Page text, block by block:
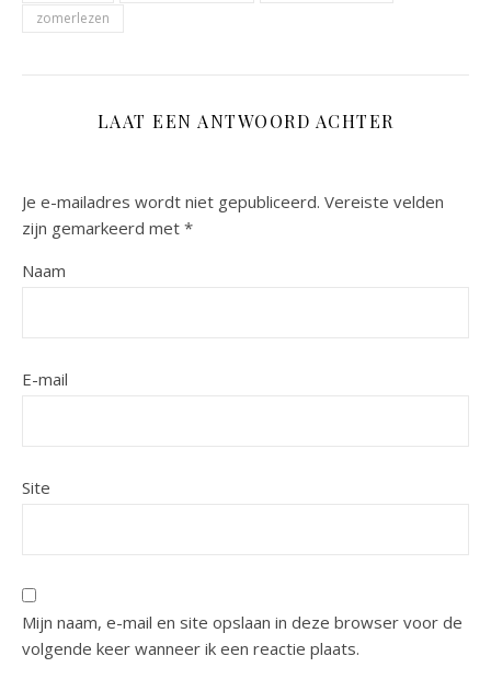
zomerlezen
LAAT EEN ANTWOORD ACHTER
Je e-mailadres wordt niet gepubliceerd. Vereiste velden
zijn gemarkeerd met *
Naam
E-mail
Site
Mijn naam, e-mail en site opslaan in deze browser voor de
volgende keer wanneer ik een reactie plaats.